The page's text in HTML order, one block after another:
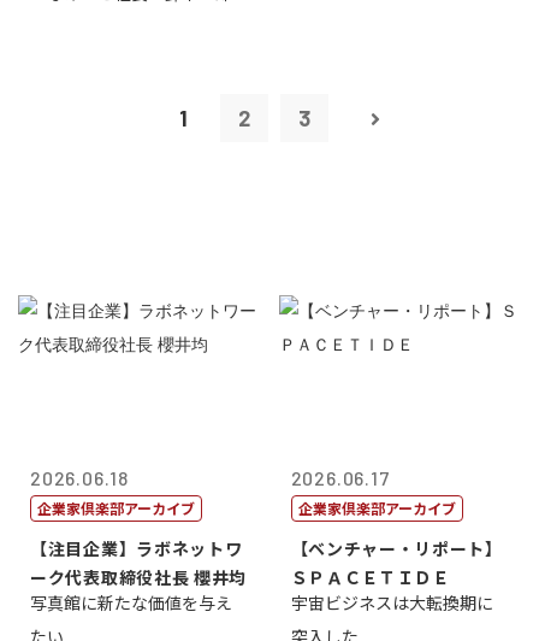
1 2 3
2026.06.18
企業家倶楽部アーカイブ
【注目企業】ラボネットワ
ーク代表取締役社長 櫻井均
写真館に新たな価値を与え
たい
2026.06.17
企業家倶楽部アーカイブ
【ベンチャー・リポート】
ＳＰＡＣＥＴＩＤＥ
宇宙ビジネスは大転換期に
突入した